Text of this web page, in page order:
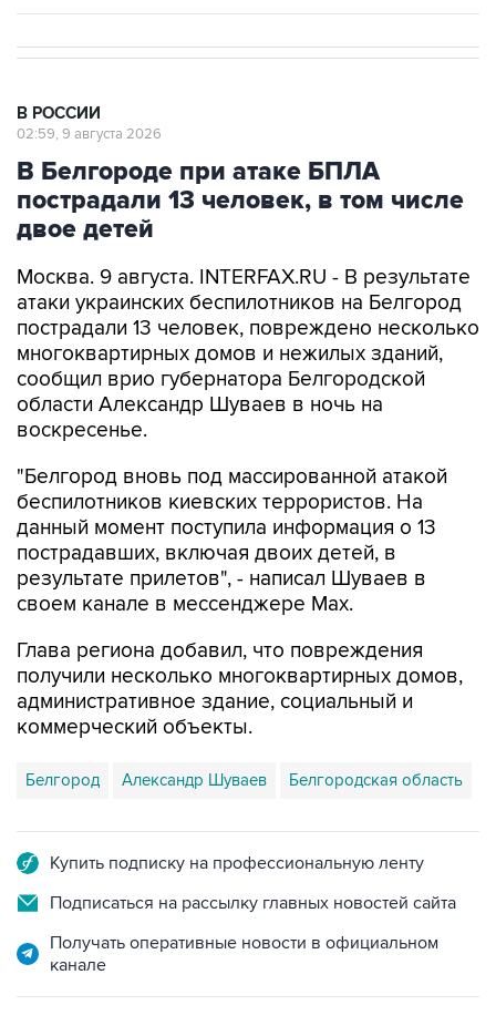
В РОССИИ
02:59, 9 августа 2026
В Белгороде при атаке БПЛА
пострадали 13 человек, в том числе
двое детей
Москва. 9 августа. INTERFAX.RU - В результате
атаки украинских беспилотников на Белгород
пострадали 13 человек, повреждено несколько
многоквартирных домов и нежилых зданий,
сообщил врио губернатора Белгородской
области Александр Шуваев в ночь на
воскресенье.
"Белгород вновь под массированной атакой
беспилотников киевских террористов. На
данный момент поступила информация о 13
пострадавших, включая двоих детей, в
результате прилетов", - написал Шуваев в
своем канале в мессенджере Max.
Глава региона добавил, что повреждения
получили несколько многоквартирных домов,
административное здание, социальный и
коммерческий объекты.
Белгород Александр Шуваев Белгородская область
Купить подписку на профессиональную ленту
Подписаться на рассылку главных новостей сайта
Получать оперативные новости в официальном
канале